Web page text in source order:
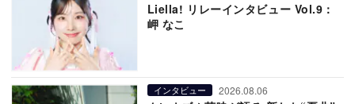
Liella! リレーインタビュー Vol.9：
岬 なこ
インタビュー 2026.08.06